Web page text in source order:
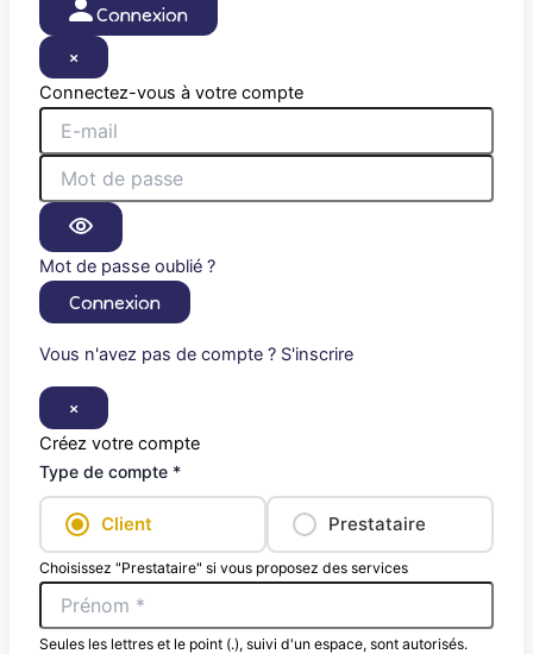
Connexion
×
Connectez-vous à votre compte
Mot de passe oublié ?
Connexion
Vous n'avez pas de compte ? S'inscrire
×
Créez votre compte
Type de compte *
Client Prestataire
Choisissez "Prestataire" si vous proposez des services
Seules les lettres et le point (.), suivi d'un espace, sont autorisés.